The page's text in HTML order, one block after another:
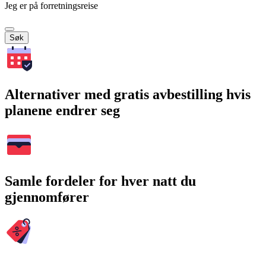
Jeg er på forretningsreise
Søk
Alternativer med gratis avbestilling hvis
planene endrer seg
Samle fordeler for hver natt du
gjennomfører